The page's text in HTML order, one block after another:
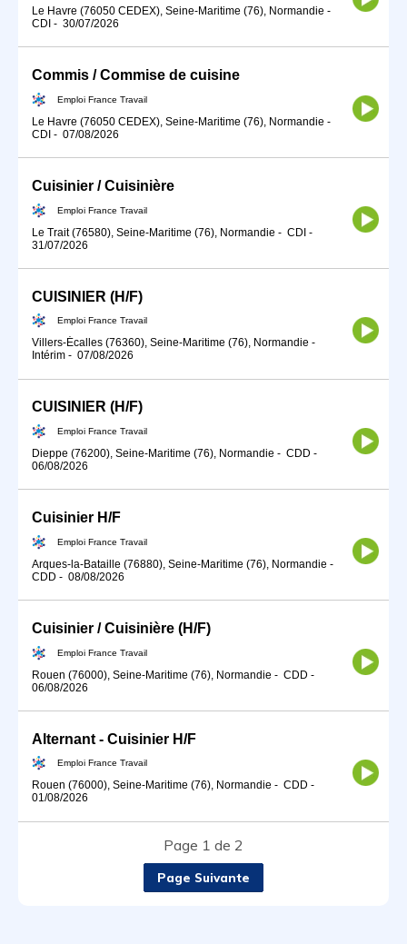
Le Havre (76050 CEDEX), Seine-Maritime (76), Normandie -
CDI - 30/07/2026
Commis / Commise de cuisine
Emploi France Travail
Le Havre (76050 CEDEX), Seine-Maritime (76), Normandie -
CDI - 07/08/2026
Cuisinier / Cuisinière
Emploi France Travail
Le Trait (76580), Seine-Maritime (76), Normandie - CDI -
31/07/2026
CUISINIER (H/F)
Emploi France Travail
Villers-Écalles (76360), Seine-Maritime (76), Normandie -
Intérim - 07/08/2026
CUISINIER (H/F)
Emploi France Travail
Dieppe (76200), Seine-Maritime (76), Normandie - CDD -
06/08/2026
Cuisinier H/F
Emploi France Travail
Arques-la-Bataille (76880), Seine-Maritime (76), Normandie -
CDD - 08/08/2026
Cuisinier / Cuisinière (H/F)
Emploi France Travail
Rouen (76000), Seine-Maritime (76), Normandie - CDD -
06/08/2026
Alternant - Cuisinier H/F
Emploi France Travail
Rouen (76000), Seine-Maritime (76), Normandie - CDD -
01/08/2026
Page 1 de 2
Page Suivante